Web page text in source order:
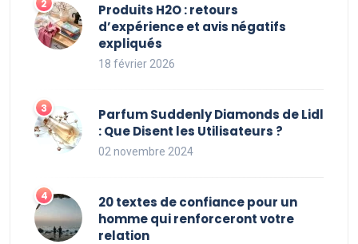
Produits H2O : retours
d’expérience et avis négatifs
expliqués
18 février 2026
Parfum Suddenly Diamonds de Lidl
: Que Disent les Utilisateurs ?
02 novembre 2024
20 textes de confiance pour un
homme qui renforceront votre
relation